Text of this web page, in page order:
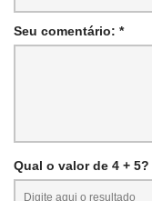
Seu comentário: *
Qual o valor de 4 + 5?